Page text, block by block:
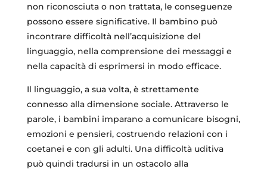
non riconosciuta o non trattata, le conseguenze
possono essere significative. Il bambino può
incontrare difficoltà nell’acquisizione del
linguaggio, nella comprensione dei messaggi e
nella capacità di esprimersi in modo efficace.
Il linguaggio, a sua volta, è strettamente
connesso alla dimensione sociale. Attraverso le
parole, i bambini imparano a comunicare bisogni,
emozioni e pensieri, costruendo relazioni con i
coetanei e con gli adulti. Una difficoltà uditiva
può quindi tradursi in un ostacolo alla